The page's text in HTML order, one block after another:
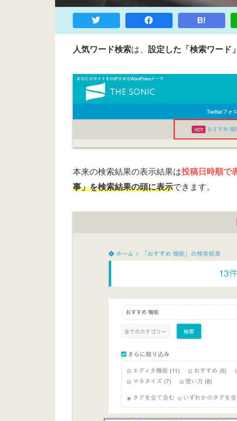
B!
人気ワード検索は、 設定した「検索ワード
本来の検索結果の表示結果は投稿日時順で
事」を検索結果の頭に表示できます。